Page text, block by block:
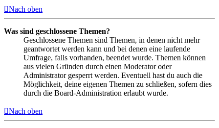
Nach oben
Was sind geschlossene Themen?
Geschlossene Themen sind Themen, in denen nicht mehr
geantwortet werden kann und bei denen eine laufende
Umfrage, falls vorhanden, beendet wurde. Themen können
aus vielen Gründen durch einen Moderator oder
Administrator gesperrt werden. Eventuell hast du auch die
Möglichkeit, deine eigenen Themen zu schließen, sofern dies
durch die Board-Administration erlaubt wurde.
Nach oben